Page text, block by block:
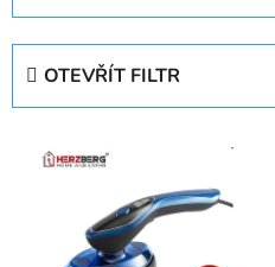
z
OTEVŘÍT FILTR